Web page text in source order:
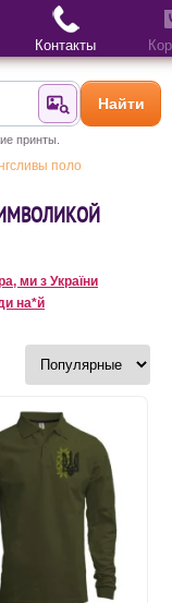
Найти поНайти
принты.
поло
ми з України
на*й
Контакты